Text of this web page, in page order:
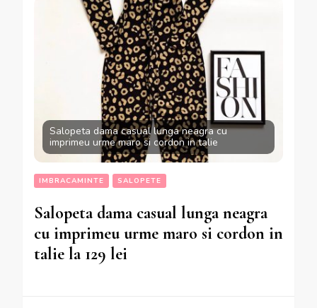
Salopeta dama casual lunga neagra cu
imprimeu urme maro si cordon in talie
IMBRACAMINTE SALOPETE
Salopeta dama casual lunga neagra
cu imprimeu urme maro si cordon in
talie la 129 lei